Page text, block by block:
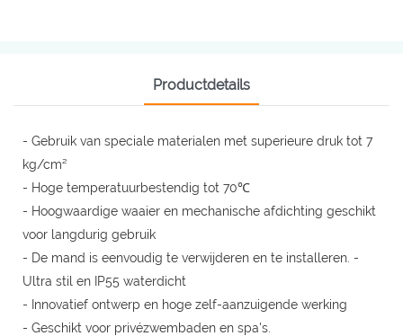
Productdetails
- Gebruik van speciale materialen met superieure druk tot 7
kg/cm²
- Hoge temperatuurbestendig tot 70℃
- Hoogwaardige waaier en mechanische afdichting geschikt
voor langdurig gebruik
- De mand is eenvoudig te verwijderen en te installeren. -
Ultra stil en IP55 waterdicht
- Innovatief ontwerp en hoge zelf-aanzuigende werking
- Geschikt voor privézwembaden en spa's.